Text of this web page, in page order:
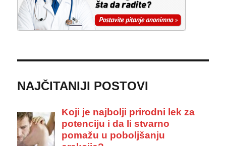
NAJČITANIJI POSTOVI